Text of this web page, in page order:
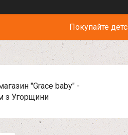
Покупайте
"Grace baby" -
з Угорщини